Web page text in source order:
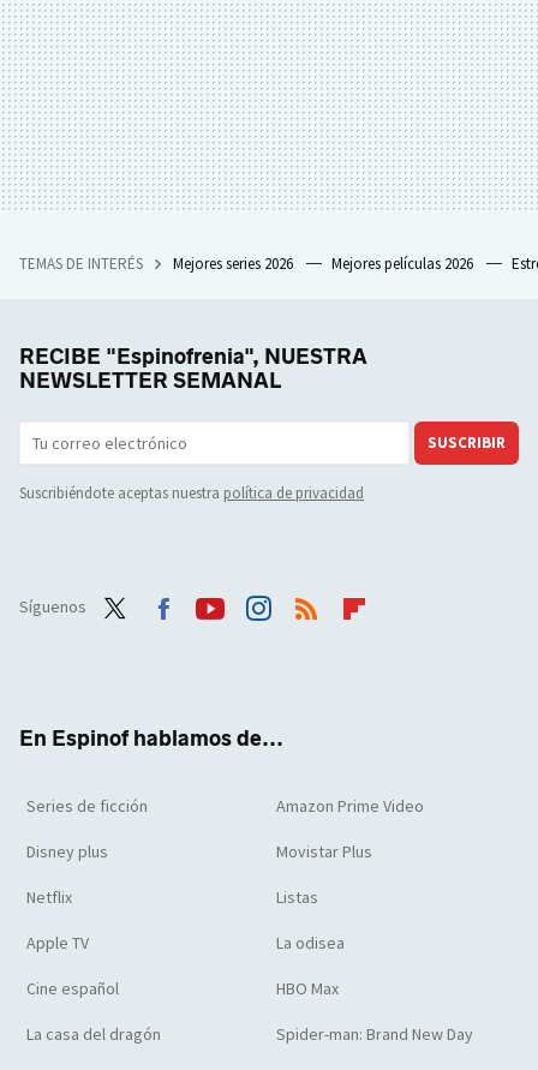
TEMAS DE INTERÉS Mejores series 2026 Mejores películas 2026
RECIBE "Espinofrenia", NUESTRA
NEWSLETTER SEMANAL
SUSCRIBIR
Suscribiéndote aceptas nuestra política de privacidad
Síguenos
En Espinof hablamos de...
Series de ficción Amazon Prime Video
Disney plus Movistar Plus
Netflix Listas
Apple TV La odisea
Cine español HBO Max
La casa del dragón Spider-man: Brand New Day